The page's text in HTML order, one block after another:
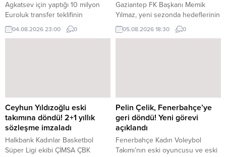
Agkatsev için yaptığı 10 milyon
Euroluk transfer teklifinin
Krasnodar tarafından reddedildiği
iddia edildi.
04.08.2026 23:00 0
Gaziantep FK Başkanı Memik
Yılmaz, yeni sezonda hedeflerinin
kaliteli bir takım oluşturarak güzel
futbol izletmek olduğunu belirtti.
05.08.2026 18:30 0
Ceyhun Yıldızoğlu eski
takımına döndü! 2+1 yıllık
sözleşme imzaladı
Halkbank Kadınlar Basketbol
Süper Ligi ekibi ÇİMSA ÇBK
Pelin Çelik, Fenerbahçe’ye
geri döndü! Yeni görevi
açıklandı
Fenerbahçe Kadın Voleybol
Takımı’nın eski oyuncusu ve eski